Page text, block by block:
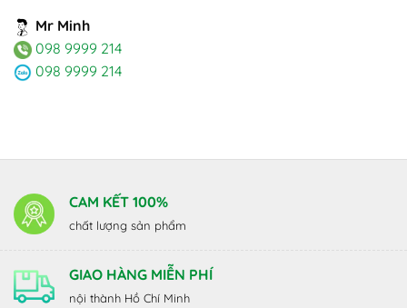
Mr Minh
098 9999 214
098 9999 214
CAM KẾT 100%
chất lượng sản phẩm
GIAO HÀNG MIỄN PHÍ
nội thành Hồ Chí Minh